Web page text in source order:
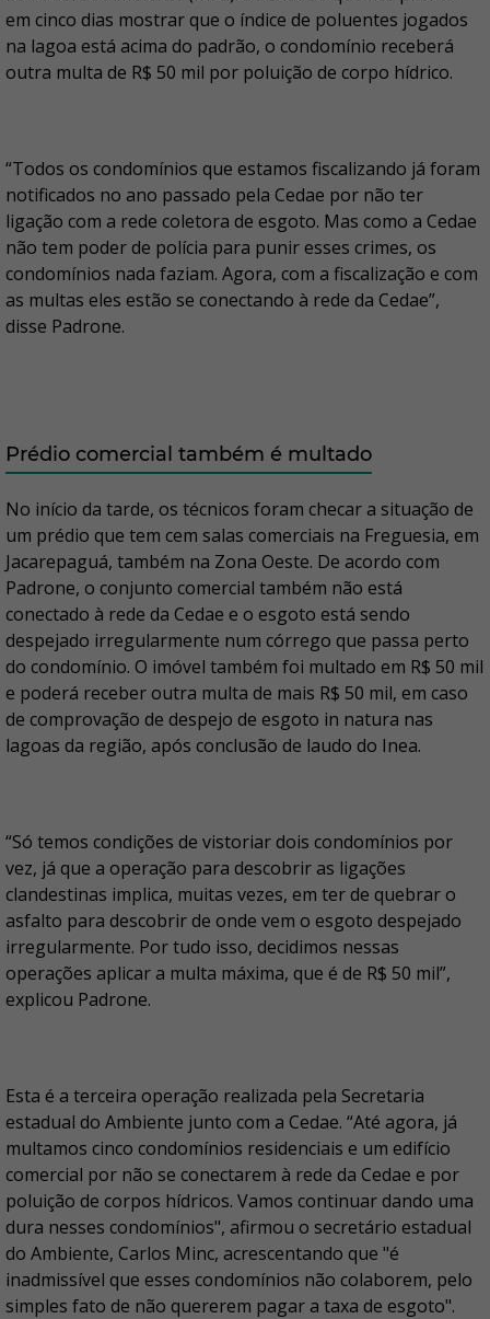
em cinco dias mostrar que o índice de poluentes jogados
na lagoa está acima do padrão, o condomínio receberá
outra multa de R$ 50 mil por poluição de corpo hídrico.
“Todos os condomínios que estamos fiscalizando já foram
notificados no ano passado pela Cedae por não ter
ligação com a rede coletora de esgoto. Mas como a Cedae
não tem poder de polícia para punir esses crimes, os
condomínios nada faziam. Agora, com a fiscalização e com
as multas eles estão se conectando à rede da Cedae”,
disse Padrone.
Prédio comercial também é multado
No início da tarde, os técnicos foram checar a situação de
um prédio que tem cem salas comerciais na Freguesia, em
Jacarepaguá, também na Zona Oeste. De acordo com
Padrone, o conjunto comercial também não está
conectado à rede da Cedae e o esgoto está sendo
despejado irregularmente num córrego que passa perto
do condomínio. O imóvel também foi multado em R$ 50 mil
e poderá receber outra multa de mais R$ 50 mil, em caso
de comprovação de despejo de esgoto in natura nas
lagoas da região, após conclusão de laudo do Inea.
“Só temos condições de vistoriar dois condomínios por
vez, já que a operação para descobrir as ligações
clandestinas implica, muitas vezes, em ter de quebrar o
asfalto para descobrir de onde vem o esgoto despejado
irregularmente. Por tudo isso, decidimos nessas
operações aplicar a multa máxima, que é de R$ 50 mil”,
explicou Padrone.
Esta é a terceira operação realizada pela Secretaria
estadual do Ambiente junto com a Cedae. “Até agora, já
multamos cinco condomínios residenciais e um edifício
comercial por não se conectarem à rede da Cedae e por
poluição de corpos hídricos. Vamos continuar dando uma
dura nesses condomínios", afirmou o secretário estadual
do Ambiente, Carlos Minc, acrescentando que "é
inadmissível que esses condomínios não colaborem, pelo
simples fato de não quererem pagar a taxa de esgoto".